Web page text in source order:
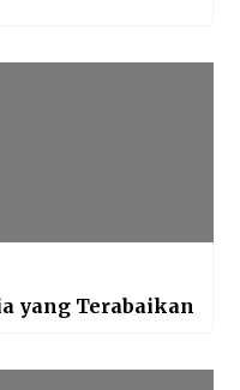
yang Terabaikan